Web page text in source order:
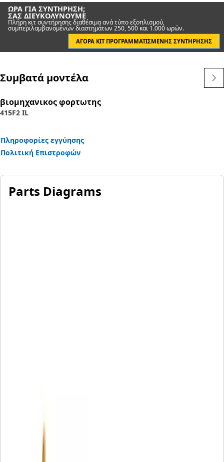
Application:
Consult your owner's manual or contact your local Cat
Dealer for more information.
ΏΡΑ ΓΙΑ ΣΥΝΤΉΡΗΣΗ;
ΣΑΣ ΔΙΕΥΚΟΛΎΝΟΥΜΕ
Πλήρη κιτ συντήρησης διαθέσιμα ανά τύπο εξοπλισμού,
συμπεριλαμβανομένων διαστημάτων 250, 500 και 1.000 ωρών.
ΑΓΟΡΆ ΚΙΤ ΠΡΟΓΡΑΜΜΑΤΙΣΜΈΝΗΣ ΣΥΝΤΉΡΗΣΗΣ
Συμβατά μοντέλα
βιομηχανικος φορτωτης
415F2 IL
Πληροφορίες εγγύησης
Πολιτική Επιστροφών
Parts Diagrams